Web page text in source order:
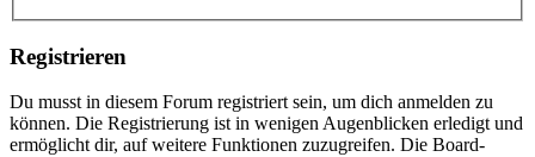
Registrieren
Du musst in diesem Forum registriert sein, um dich anmelden zu
können. Die Registrierung ist in wenigen Augenblicken erledigt und
ermöglicht dir, auf weitere Funktionen zuzugreifen. Die Board-